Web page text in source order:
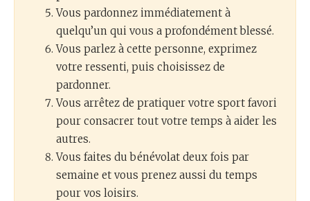
Vous pardonnez immédiatement à
quelqu’un qui vous a profondément blessé.
Vous parlez à cette personne, exprimez
votre ressenti, puis choisissez de
pardonner.
Vous arrêtez de pratiquer votre sport favori
pour consacrer tout votre temps à aider les
autres.
Vous faites du bénévolat deux fois par
semaine et vous prenez aussi du temps
pour vos loisirs.